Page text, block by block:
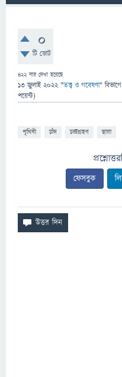
0
টি ভোট
422বার দেখা হয়েছে
13 জুলাই 2022 "তত্ত্ব ও গবেষণা" বিভাগে
পয়েন্ট)
পৃথিবী চাঁদ চন্দ্রগ্রহণ ছায়া
ফেসবুক